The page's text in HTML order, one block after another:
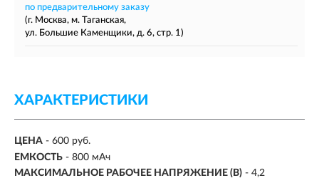
по предварительному заказу
(г. Москва, м. Таганская,
ул. Большие Каменщики, д. 6, стр. 1)
ХАРАКТЕРИСТИКИ
ЦЕНА - 600 руб.
ЕМКОСТЬ - 800 мАч
МАКСИМАЛЬНОЕ РАБОЧЕЕ НАПРЯЖЕНИЕ (В) - 4,2